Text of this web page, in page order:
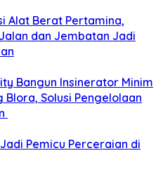
Alat Berat Pertamina,
dan Jembatan Jadi
Bangun Insinerator Minim
Solusi Pengelolaan
Pemicu Perceraian di